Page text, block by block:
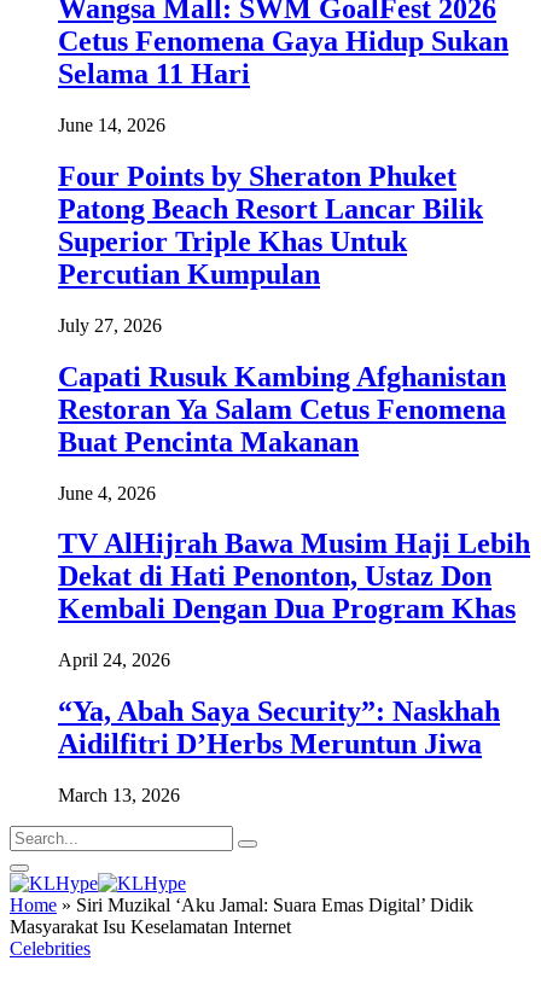
Wangsa Mall: SWM GoalFest 2026
Cetus Fenomena Gaya Hidup Sukan
Selama 11 Hari
June 14, 2026
Four Points by Sheraton Phuket
Patong Beach Resort Lancar Bilik
Superior Triple Khas Untuk
Percutian Kumpulan
July 27, 2026
Capati Rusuk Kambing Afghanistan
Restoran Ya Salam Cetus Fenomena
Buat Pencinta Makanan
June 4, 2026
TV AlHijrah Bawa Musim Haji Lebih
Dekat di Hati Penonton, Ustaz Don
Kembali Dengan Dua Program Khas
April 24, 2026
“Ya, Abah Saya Security”: Naskhah
Aidilfitri D’Herbs Meruntun Jiwa
March 13, 2026
Home » Siri Muzikal ‘Aku Jamal: Suara Emas Digital’ Didik
Masyarakat Isu Keselamatan Internet
Celebrities